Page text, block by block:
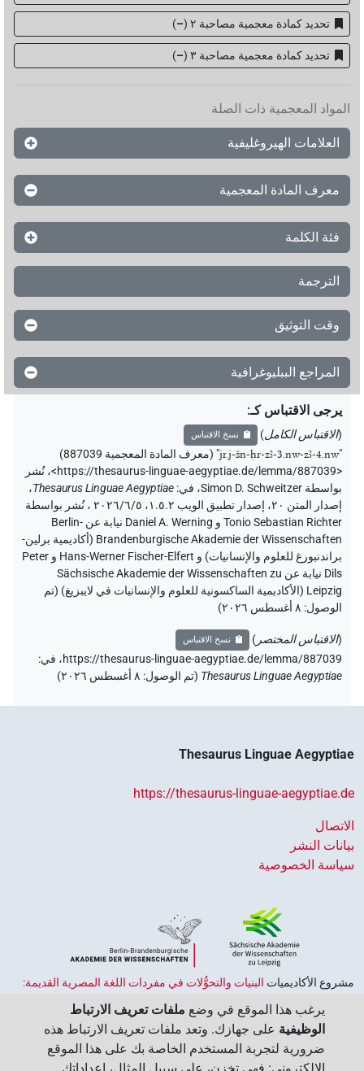
تحديد كمادة معجمية مصاحبة ٢ –
)
تحديد كمادة معجمية مصاحبة ۳ –
)
المواد المعجمية ذات الصلة
العلامات الهيروغليفية
معرف المادة المعجمية
فئة الكلمة
الترجمة
وقت التوثيق
المراجع الببليوغرافية
يرجى الاقتباس كـ:
(الاقتباس الكامل) نسخ الاقتباس
"
jr.j-šn-ḥr-zꜣ-3.nw-zꜣ-4.nw
"
(معرف المادة المعجمية 887039)
<https://thesaurus-linguae-aegyptiae.de/lemma/887039>
،نُشر
بواسطة Simon D. Schweitzer
، في:
Thesaurus Linguae Aegyptiae،
إصدار المتن ٢٠، إصدار تطبيق الويب ۱.٥.٢، ٢٠٢٦/٦/٥ ، نُشر بواسطة
Tonio Sebastian Richter و Daniel A. Werning نيابة عن Berlin-
Brandenburgische Akademie der Wissenschaften (أكاديمية برلين-
براندنبورغ للعلوم والإنسانيات) و Hans-Werner Fischer-Elfert و Peter
Dils نيابة عن Sächsische Akademie der Wissenschaften zu
Leipzig (الأكاديمية الساكسونية للعلوم والإنسانيات في لايبزيغ) (تم
الوصول: ٨ أغسطس ٢٠٢٦ )
(الاقتباس المختصر ) نسخ الاقتباس
https://thesaurus-linguae-aegyptiae.de/lemma/887039، في:
Thesaurus Linguae Aegyptiae
(تم الوصول: ٨ أغسطس ٢٠٢٦ )
Thesaurus Linguae Aegyptiae
https://thesaurus-linguae-aegyptiae.de
الاتصال
بيانات النشر
سياسة الخصوصية
مشروع الأكاديميات ‏ البنيات والتحوُّلات في مفردات اللغة المصرية القديمة:
الممول من قبل الحكومة الاتحادية وحكومات الولايات بجمهورية ألمانيا
الاتحادية، وهو يهدف إلى الحفاظ على تراثنا الثقافي واسترجاعه واستكشافه.
يُنسَّق البرنامج من قِبلاتحاد الأكاديميات الألمانية للعلوم والإنسانيات‏.
يرغب هذا الموقع في وضع ملفات تعريف الارتباط
الوظيفية على جهازك. وتعد ملفات تعريف الارتباط هذه
ضرورية لتجربة المستخدم الخاصة بك على هذا الموقع